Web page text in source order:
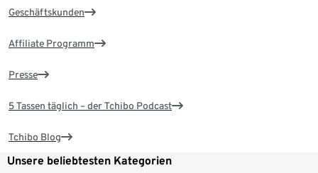
Geschäftskunden
Affiliate Programm
Presse
5 Tassen täglich – der Tchibo Podcast
Tchibo Blog
Unsere beliebtesten Kategorien